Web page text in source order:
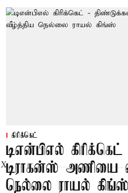
கிரிக்கெட்
டிஎன்பிஎல்
டிராகன்ஸ் அணியை
நெல்லை ராயல் கிங்ஸ்
X